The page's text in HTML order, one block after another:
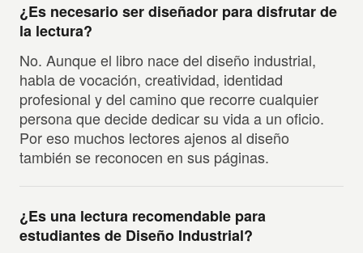
¿Es necesario ser diseñador para disfrutar de
la lectura?
No. Aunque el libro nace del diseño industrial,
habla de vocación, creatividad, identidad
profesional y del camino que recorre cualquier
persona que decide dedicar su vida a un oficio.
Por eso muchos lectores ajenos al diseño
también se reconocen en sus páginas.
¿Es una lectura recomendable para
estudiantes de Diseño Industrial?